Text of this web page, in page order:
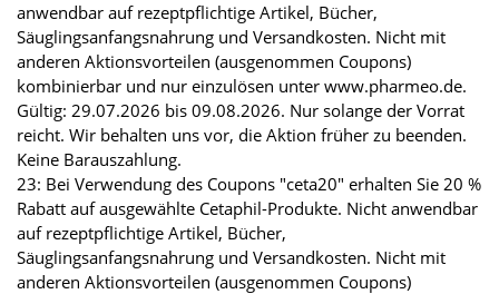
anwendbar auf rezeptpflichtige Artikel, Bücher,
Säuglingsanfangsnahrung und Versandkosten. Nicht mit
anderen Aktionsvorteilen (ausgenommen Coupons)
kombinierbar und nur einzulösen unter www.pharmeo.de.
Gültig: 29.07.2026 bis 09.08.2026. Nur solange der Vorrat
reicht. Wir behalten uns vor, die Aktion früher zu beenden.
Keine Barauszahlung.
23: Bei Verwendung des Coupons "ceta20" erhalten Sie 20 %
Rabatt auf ausgewählte Cetaphil-Produkte. Nicht anwendbar
auf rezeptpflichtige Artikel, Bücher,
Säuglingsanfangsnahrung und Versandkosten. Nicht mit
anderen Aktionsvorteilen (ausgenommen Coupons)